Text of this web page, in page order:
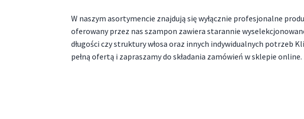
W naszym asortymencie znajdują się wyłącznie profesjonalne
oferowany przez nas szampon zawiera starannie
długości czy struktury włosa oraz innych indywidualnych potrzeb
pełną ofertą i zapraszamy do składania zamówień w sklepie online.